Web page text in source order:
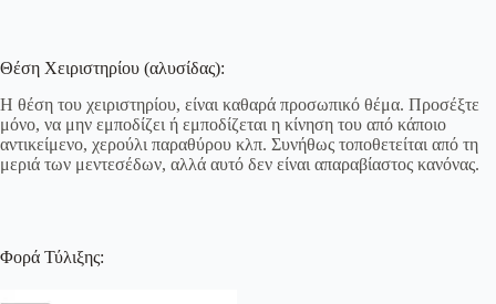
Θέση Χειριστηρίου (αλυσίδας):
Η θέση του χειριστηρίου, είναι καθαρά προσωπικό θέμα. Προσέξτε
μόνο, να μην εμποδίζει ή εμποδίζεται η κίνηση του από κάποιο
αντικείμενο, χερούλι παραθύρου κλπ. Συνήθως τοποθετείται από τη
μεριά των μεντεσέδων, αλλά αυτό δεν είναι απαραβίαστος κανόνας.
Φορά Τύλιξης: